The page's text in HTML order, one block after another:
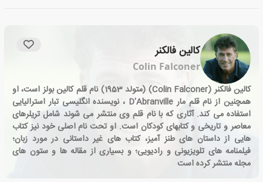
کالین فالکنر
Colin Falconer
کالین فالکنر (Colin Falconer) (متولد 1953) نام قلم کالین بولز است، او
همچنین از نام قلم مار D'Abranville ، نویسنده انگلیسی تبار استرالیایی
استفاده می کند. آثاری که با نام قلم وی منتشر می شوند شامل تریلرهای
معاصر و تاریخی و کتابهای کودکان است. او تحت نام اصلی خود نیز كتاب
هایی از داستان های طنز آمیز، کتاب های غیر داستانی در مورد زبان؛
فیلمنامه های تلویزیونی و رادیویی؛ و بسیاری از مقاله ها و ستون های
مجله منتشر كرده است